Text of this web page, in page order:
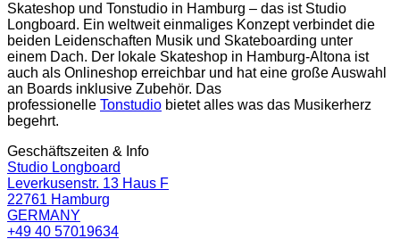
Skateshop und Tonstudio in Hamburg – das ist Studio
Longboard. Ein weltweit einmaliges Konzept verbindet die
beiden Leidenschaften Musik und Skateboarding unter
einem Dach. Der lokale Skateshop in Hamburg-Altona ist
auch als Onlineshop erreichbar und hat eine große Auswahl
an Boards inklusive Zubehör. Das
professionelle Tonstudio bietet alles was das Musikerherz
begehrt.
Geschäftszeiten & Info
Studio Longboard
Leverkusenstr. 13 Haus F
22761 Hamburg
GERMANY
+49 40 57019634